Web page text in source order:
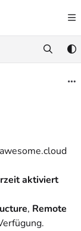
llms.txt
aktiviert
, Remote